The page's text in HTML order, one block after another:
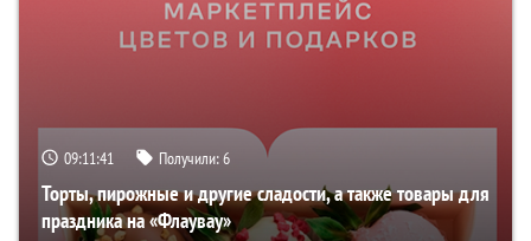
09:11:40 Получили:6
Торты, пирожные и другие сладости, а также товары для
праздника на «Флаувау»